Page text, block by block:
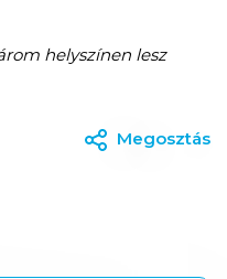
helyszínen lesz
Megosztás